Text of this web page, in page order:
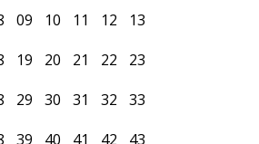
09 10 11 12
13
19 20 21 22
23
29 30 31 32
33
39 40 41 42
43